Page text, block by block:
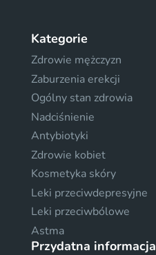
Kategorie
Zdrowie mężczyzn
Zaburzenia erekcji
Ogólny stan zdrowia
Nadciśnienie
Antybiotyki
Zdrowie kobiet
Kosmetyka skóry
Leki przeciwdepresyjne
Leki przeciwbólowe
Astma
Przydatna informacja